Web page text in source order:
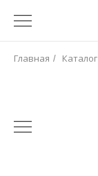
Главная / Каталог